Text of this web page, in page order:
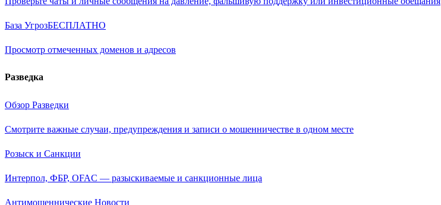
База УгрозБЕСПЛАТНО
Просмотр отмеченных доменов и адресов
Разведка
Обзор Разведки
Смотрите важные случаи, предупреждения и записи о мошенничестве в одном месте
Розыск и Санкции
Интерпол, ФБР, OFAC — разыскиваемые и санкционные лица
Антимошеннические Новости